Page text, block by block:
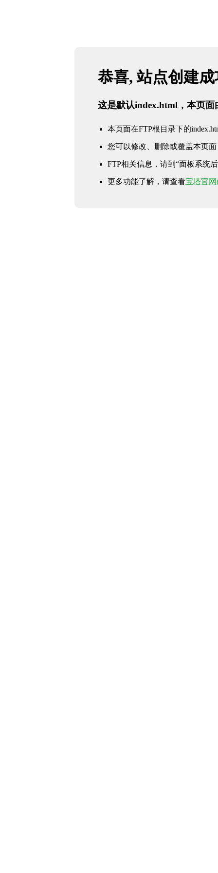
恭喜, 站点创建
这是默认index.html，本页面
本页面在FTP根目录下的
您可以修改、删除或覆盖本页面
FTP相关信息，请到“面板系统
更多功能了解，请查看宝塔官网